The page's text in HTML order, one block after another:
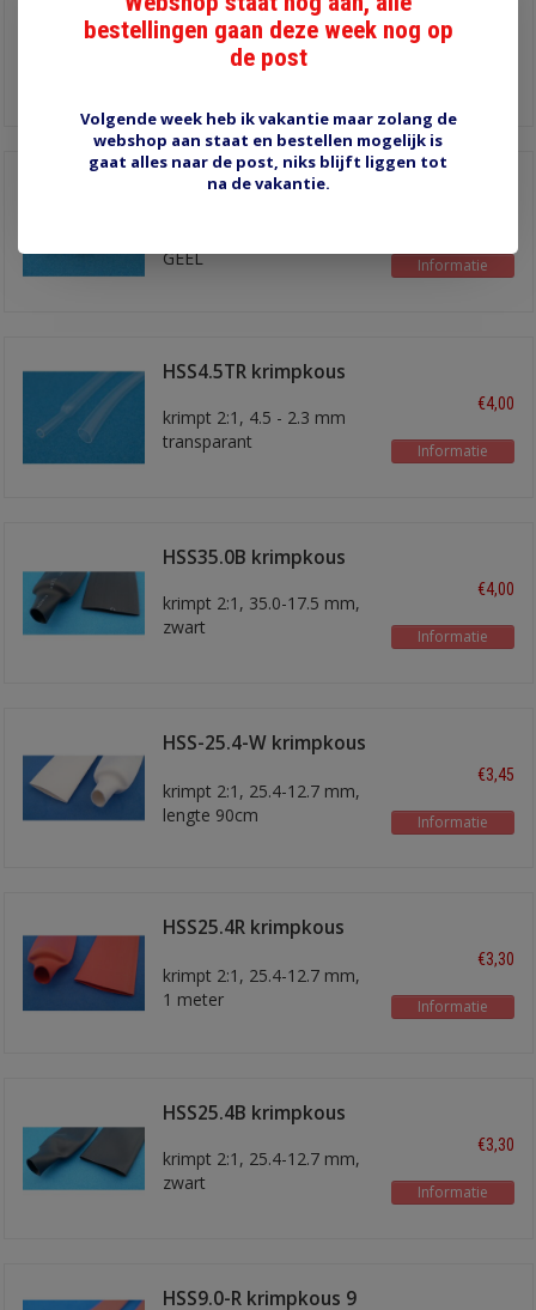
krimpt 2:1, 4.8-2.4 mm
WIT, 5 meter
HSS4.8Y krimpkous
GEEL
Informatie
HSS4.5TR krimpkous
krimpt 2:1, 4.5 - 2.3 mm
transparant
€4,00
Informatie
HSS35.0B krimpkous
krimpt 2:1, 35.0-17.5 mm,
zwart
€4,00
Informatie
HSS-25.4-W krimpkous
krimpt 2:1, 25.4-12.7 mm,
lengte 90cm
€3,45
Informatie
HSS25.4R krimpkous
krimpt 2:1, 25.4-12.7 mm,
1 meter
€3,30
Informatie
HSS25.4B krimpkous
krimpt 2:1, 25.4-12.7 mm,
zwart
€3,30
Informatie
HSS9.0-R krimpkous 9
bestellingen gaan deze week nog op
de post
Volgende week heb ik vakantie maar zolang de
webshop aan staat en bestellen mogelijk is
gaat alles naar de post, niks blijft liggen tot
na de vakantie.